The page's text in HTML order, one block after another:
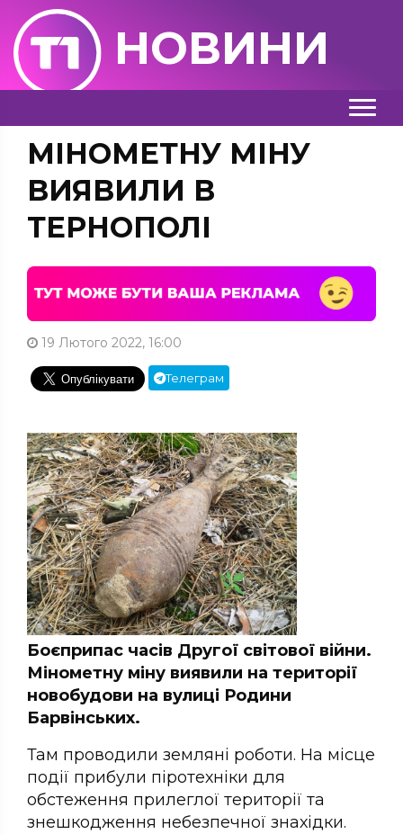
НОВИНИ
МІНОМЕТНУ МІНУ
ВИЯВИЛИ В
ТЕРНОПОЛІ
19 Лютого 2022, 16:00
Телеграм
Боєприпас часів Другої світової війни.
Мінометну міну виявили на території
новобудови на вулиці Родини
Барвінських.
Там проводили земляні роботи. На місце
події прибули піротехніки для
обстеження прилеглої території та
знешкодження небезпечної знахідки.